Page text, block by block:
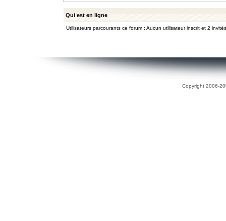
Qui est en ligne
Utilisateurs parcourants ce forum : Aucun utilisateur inscrit et 2 invités
Copyright 2006-